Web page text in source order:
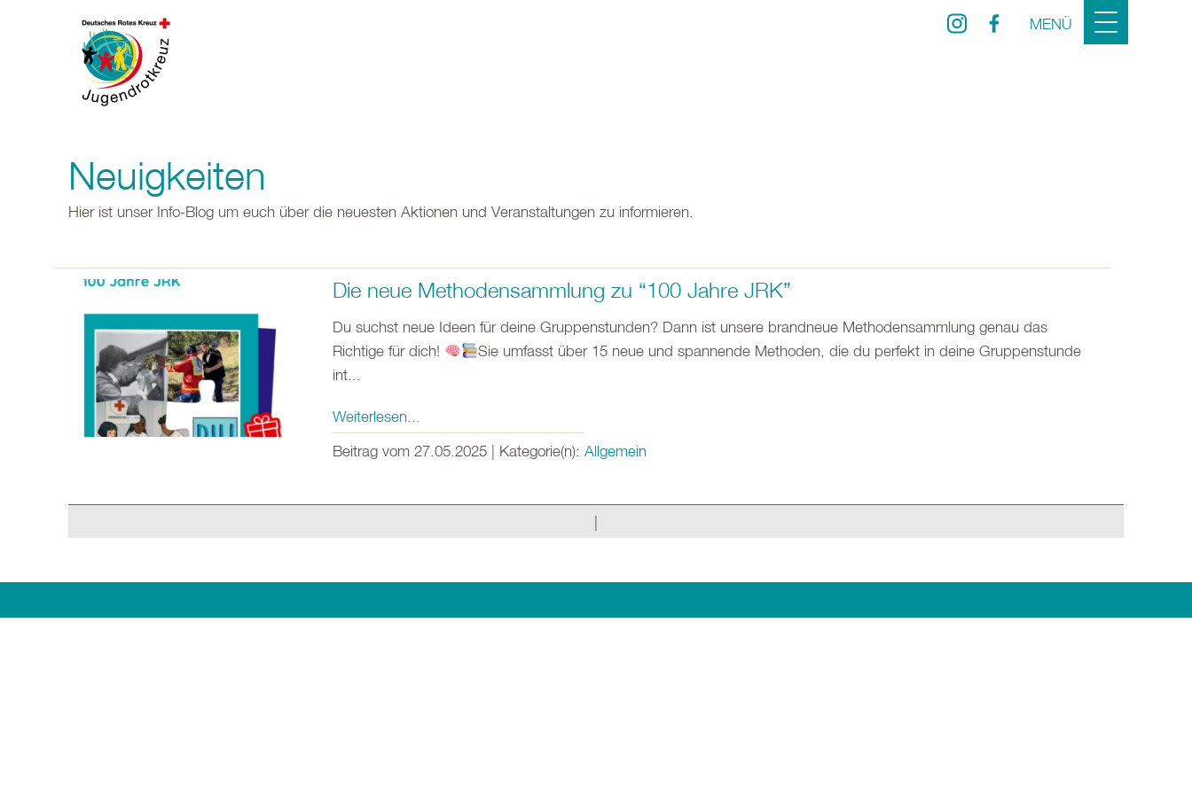
MENÜ
Neuigkeiten
Hier ist unser Info-Blog um euch über die neuesten Aktionen und Veranstaltungen zu informieren.
Die neue Methodensammlung zu “100 Jahre JRK”
Du suchst neue Ideen für deine Gruppenstunden? Dann ist unsere brandneue Methodensammlung genau das
Richtige für dich!
Sie umfasst über 15 neue und spannende Methoden, die du perfekt in deine Gruppenstunde
int...
Weiterlesen...
Beitrag vom 27.05.2025 | Kategorie(n): Allgemein
|